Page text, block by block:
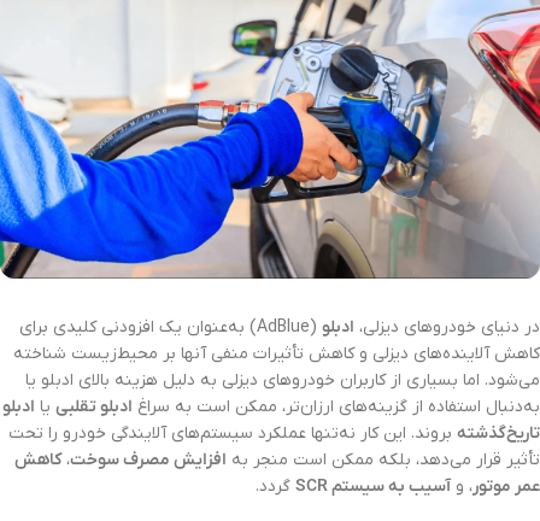
در دنیای خودروهای دیزلی، ادبلو
(AdBlue) به‌عنوان یک افزودنی کلیدی برای
کاهش آلاینده‌های دیزلی و کاهش تأثیرات منفی آنها بر محیط‌زیست شناخته
می‌شود. اما بسیاری از کاربران خودروهای دیزلی به دلیل هزینه بالای ادبلو یا
به‌دنبال استفاده از گزینه‌های ارزان‌تر، ممکن است به سراغ ادبلو تقلبی یا ادبلو
تاریخ‌گذشته بروند. این کار نه‌تنها عملکرد سیستم‌های آلایندگی خودرو را تحت
تأثیر قرار می‌دهد، بلکه ممکن است منجر به افزایش مصرف سوخت،کاهش
عمر موتور، وآسیب به سیستم SCR گردد.